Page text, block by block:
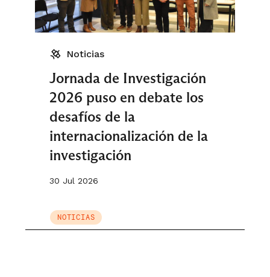
Noticias
Jornada de Investigación
2026 puso en debate los
desafíos de la
internacionalización de la
investigación
30 Jul 2026
NOTICIAS